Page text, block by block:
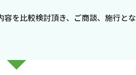
を比較検討頂き、ご商談、施行とな